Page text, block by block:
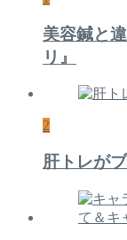
美容鍼と
リ』
2
肝トレが